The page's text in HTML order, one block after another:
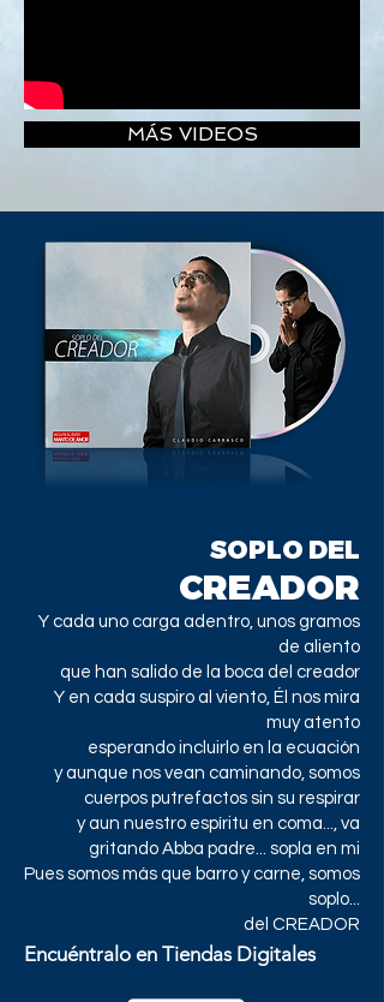
MÁS VIDEOS
SOPLO DEL
CREADOR
Y cada uno carga adentro, unos gramos
de aliento
que han salido de la boca del creador
Y en cada suspiro al viento, Él nos mira
muy atento
esperando incluirlo en la ecuación
y aunque nos vean caminando, somos
cuerpos putrefactos sin su respirar
y aun nuestro espíritu en coma..., va
gritando Abba padre... sopla en mi
Pues somos más que barro y carne, somos
soplo...
del CREADOR
Encuéntralo en Tiendas Digitales